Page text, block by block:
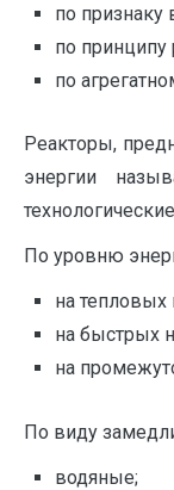
по признаку
по принципу
по
Реакторы,
энергии
По уровню
на тепловых
на быстрых
на
По виду
водяные;